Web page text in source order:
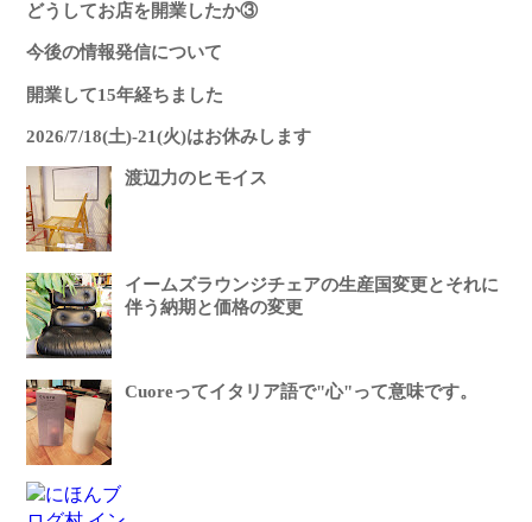
どうしてお店を開業したか③
今後の情報発信について
開業して15年経ちました
2026/7/18(土)-21(火)はお休みします
渡辺力のヒモイス
イームズラウンジチェアの生産国変更とそれに
伴う納期と価格の変更
Cuoreってイタリア語で"心"って意味です。